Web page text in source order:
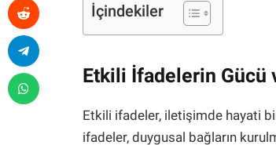
İçindekiler
Etkili İfadelerin Gücü
Etkili ifadeler, iletişimde hayati
ifadeler, duygusal bağların